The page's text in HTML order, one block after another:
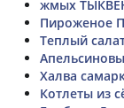
жмых
Пироженое
Теплый
Халва
Котлеты из